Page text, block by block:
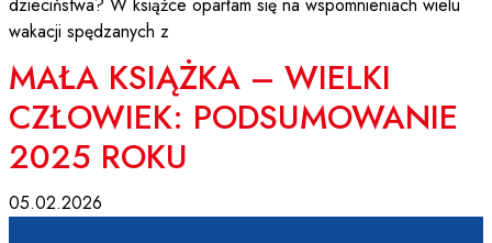
wakacji spędzanych z
MAŁA KSIĄŻKA – WIELKI
CZŁOWIEK: PODSUMOWANIE
2025 ROKU
05.02.2026